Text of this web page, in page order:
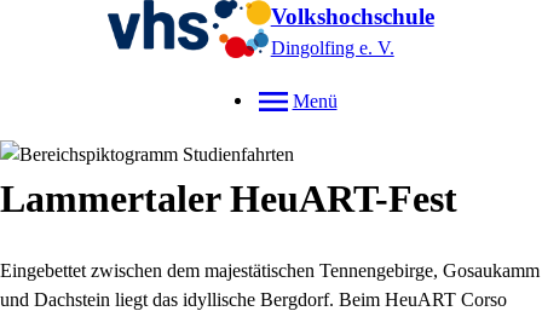
Volkshochschule
Dingolfing e. V.
Menü
Lammertaler HeuART-Fest
Eingebettet zwischen dem majestätischen Tennengebirge, Gosaukamm
und Dachstein liegt das idyllische Bergdorf. Beim HeuART Corso